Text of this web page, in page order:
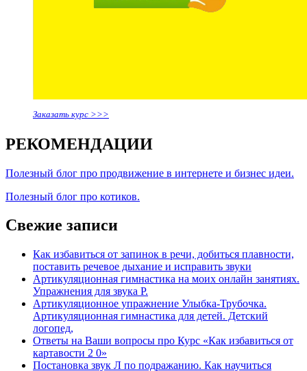
Заказать курс >>>
РЕКОМЕНДАЦИИ
Полезный блог про продвижение в интернете и бизнес идеи.
Полезный блог про котиков.
Свежие записи
Как избавиться от запинок в речи, добиться плавности,
поставить речевое дыхание и исправить звуки
Артикуляционная гимнастика на моих онлайн занятиях.
Упражнения для звука Р.
Артикуляционное упражнение Улыбка-Трубочка.
Артикуляционная гимнастика для детей. Детский
логопед,
Ответы на Ваши вопросы про Курс «Как избавиться от
картавости 2 0»
Постановка звук Л по подражанию. Как научиться